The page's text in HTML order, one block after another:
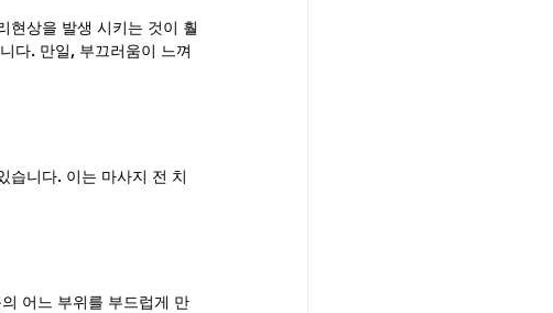
현상을 발생 시키는 것이 훨
다. 만일, 부끄러움이 느껴
습니다. 이는 마사지 전 치
어느 부위를 부드럽게 만